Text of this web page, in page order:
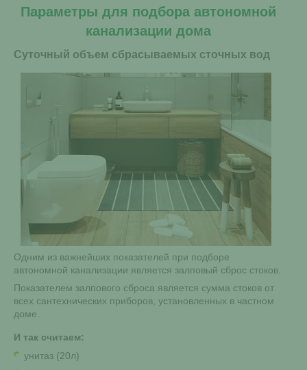
Параметры для подбора автономной
канализации дома
Суточный объем сбрасываемых сточных вод
Одним из важнейших показателей при подборе
автономной канализации является залповый сброс стоков.
Показателем залпового сброса является сумма стоков от
всех сантехнических приборов, установленных в частном
доме.
И так считаем:
унитаз (20л)